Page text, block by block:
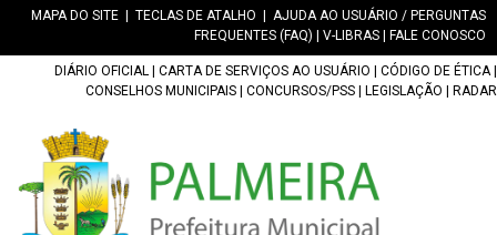
MAPA DO SITE TECLAS DE ATALHO
AJUDA AO USUÁRIO / PERGUNTAS
FREQUENTES (FAQ)
V-LIBRAS FALE CONOSCO
DIÁRIO OFICIAL CARTA DE SERVIÇOS AO USUÁRIO CÓDIGO DE ÉTICA|
CONSELHOS MUNICIPAIS
CONCURSOS/PSS LEGISLAÇÃO RADAR